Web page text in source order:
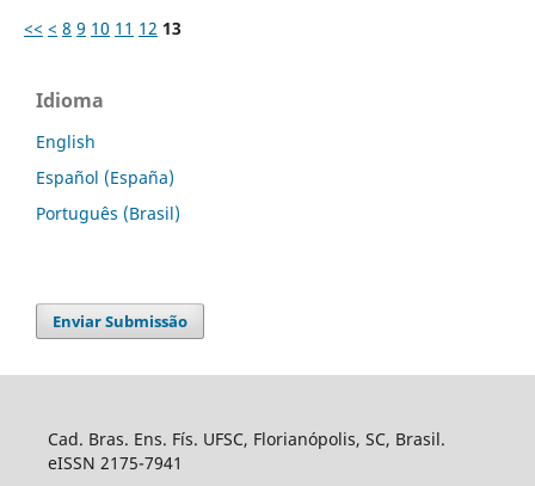
<< < 8 9 10 11 12 13
Idioma
English
Español (España)
Português (Brasil)
Enviar Submissão
Cad. Bras. Ens. Fís. UFSC, Florianópolis, SC, Brasil.
eISSN 2175-7941